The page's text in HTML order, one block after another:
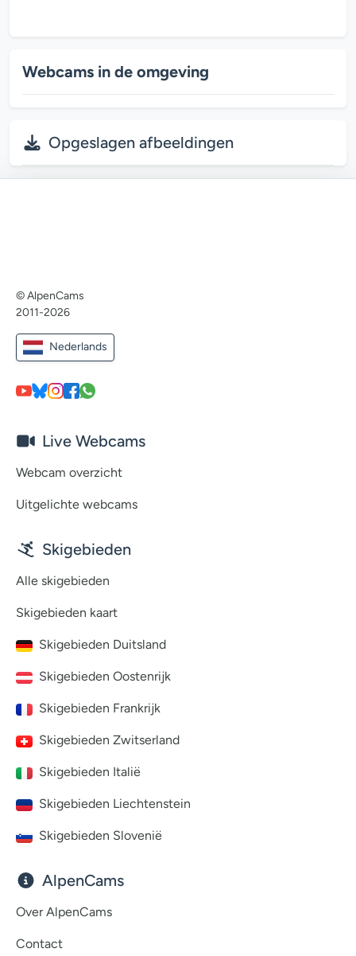
Webcams in de omgeving
Opgeslagen afbeeldingen
© AlpenCams
2011-2026
Nederlands
Live Webcams
Webcam overzicht
Uitgelichte webcams
Skigebieden
Alle skigebieden
Skigebieden kaart
Skigebieden Duitsland
Skigebieden Oostenrijk
Skigebieden Frankrijk
Skigebieden Zwitserland
Skigebieden Italië
Skigebieden Liechtenstein
Skigebieden Slovenië
AlpenCams
Over AlpenCams
Contact